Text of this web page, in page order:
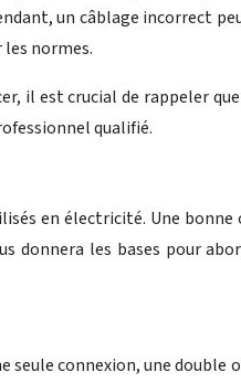
un câblage incorrect
les normes.
il est crucial de rappeler
qualifié.
en électricité. Une bonne
donnera les bases pour
connexion, une double